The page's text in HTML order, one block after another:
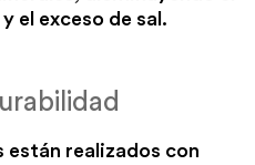
el exceso de sal.
realizados con